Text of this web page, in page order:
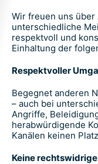
Wir freuen uns über
unterschiedliche
respektvoll und
Einhaltung der
Respektvoller
Begegnet anderen
– auch bei
Angriffe,
herabwürdigende
Kanälen keinen
Keine